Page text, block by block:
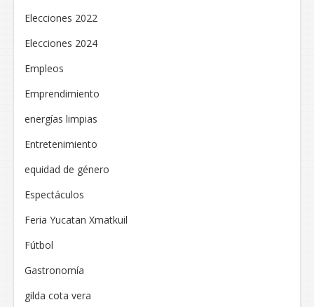
Elecciones 2022
Elecciones 2024
Empleos
Emprendimiento
energías limpias
Entretenimiento
equidad de género
Espectáculos
Feria Yucatan Xmatkuil
Fútbol
Gastronomía
gilda cota vera